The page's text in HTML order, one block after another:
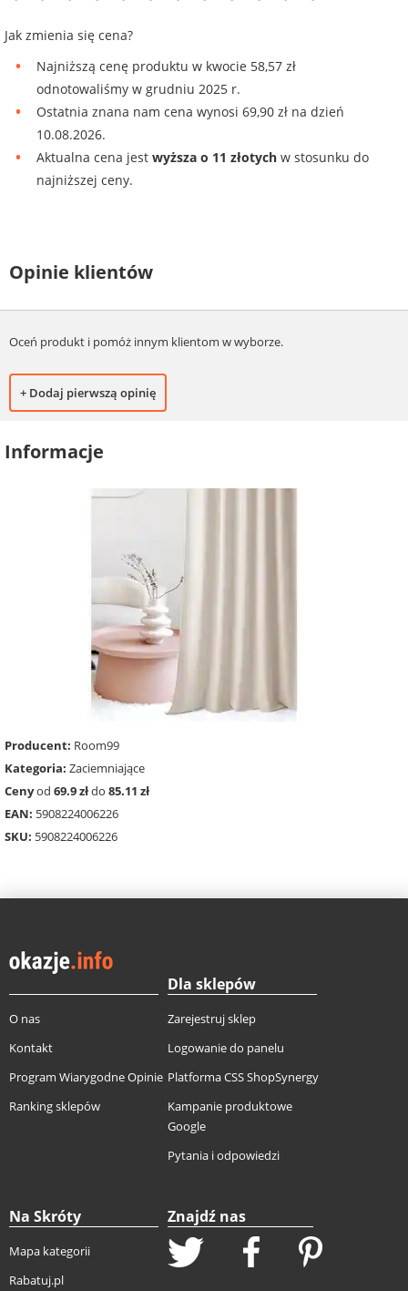
Jak zmienia się cena?
Najniższą cenę produktu w kwocie 58,57 zł
odnotowaliśmy w grudniu 2025 r.
Ostatnia znana nam cena wynosi 69,90 zł na dzień
10.08.2026.
Aktualna cena jest wyższa o 11 złotych w stosunku do
najniższej ceny.
Opinie klientów
Oceń produkt i pomóż innym klientom w wyborze.
+ Dodaj pierwszą opinię
Informacje
Producent: Room99
Kategoria: Zaciemniające
Cenyod 69.9 złdo 85.11 zł
EAN: 5908224006226
SKU: 5908224006226
O nas
Kontakt
Program Wiarygodne Opinie
Ranking sklepów
Dla sklepów
Zarejestruj sklep
Logowanie do panelu
Platforma CSS ShopSynergy
Kampanie produktowe
Google
Pytania i odpowiedzi
Na Skróty
Mapa kategorii
Rabatuj.pl
Znajdź nas